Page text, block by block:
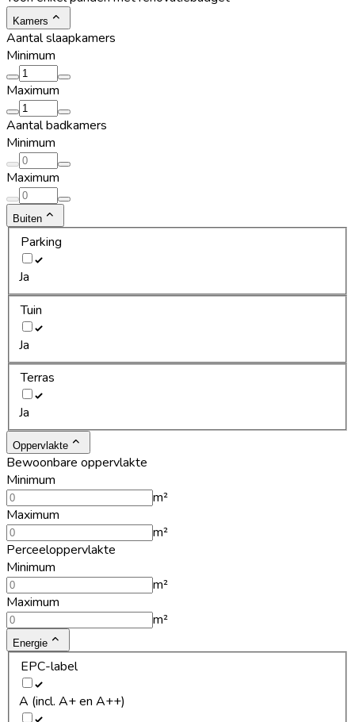
Kamers
Aantal slaapkamers
Minimum
Maximum
Aantal badkamers
Minimum
Maximum
Buiten
Parking
Ja
Tuin
Ja
Terras
Ja
Oppervlakte
Bewoonbare oppervlakte
Minimum
m²
Maximum
m²
Perceeloppervlakte
Minimum
m²
Maximum
m²
Energie
EPC-label
A (incl. A+ en A++)